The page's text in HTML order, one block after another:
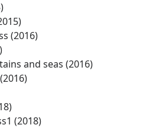
(2016)
and seas (2016)
(2018)